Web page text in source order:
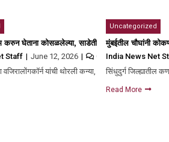
विक्री, 10 जण ताब्यात
करुन घेताना कोसळलेल्या, साडेतीन वर्ष कोमात, सिंहासनाच्या
Staff June 12, 2026 0
यांची थोरली कन्या, राजकुमारी बज्रकितियाभा
Uncategorized
मुंबईतील चौघांनी
India News Net
सिंधुदुर्ग जिल्ह्यातील
Read More